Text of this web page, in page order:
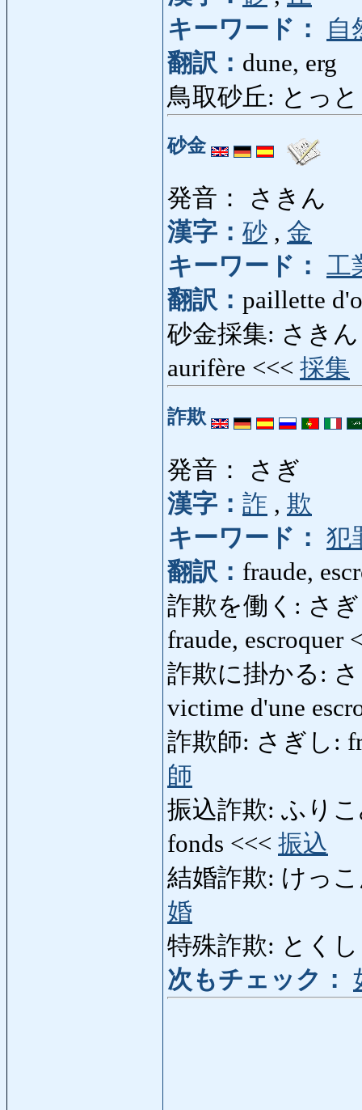
キーワード：
自
翻訳： dune, erg
鳥取砂丘: とっ
砂金
発音： さきん
漢字： 砂 , 金
キーワード： 工
翻訳： paillette
砂金採集: さき
aurifère <<< 採集
詐欺
発音： さぎ
漢字： 詐 , 欺
キーワード： 犯
翻訳： fraude,
詐欺を働く: さぎ
fraude, escroquer
詐欺に掛かる: さ
victime d'une
詐欺師: さぎし:
師
振込詐欺: ふりこ
fonds <<< 振込
結婚詐欺: けっこ
婚
特殊詐欺: とく
次もチェック：